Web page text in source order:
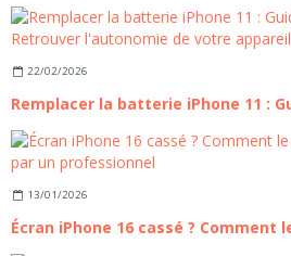
22/02/2026
13/01/2026